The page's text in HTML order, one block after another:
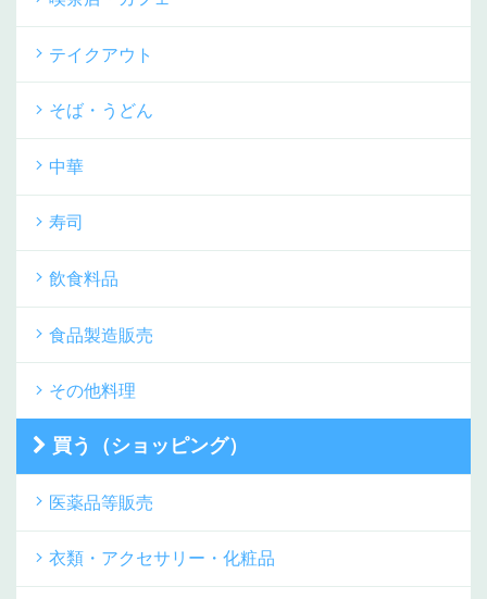
テイクアウト
そば・うどん
中華
寿司
飲食料品
食品製造販売
その他料理
買う（ショッピング）
医薬品等販売
衣類・アクセサリー・化粧品